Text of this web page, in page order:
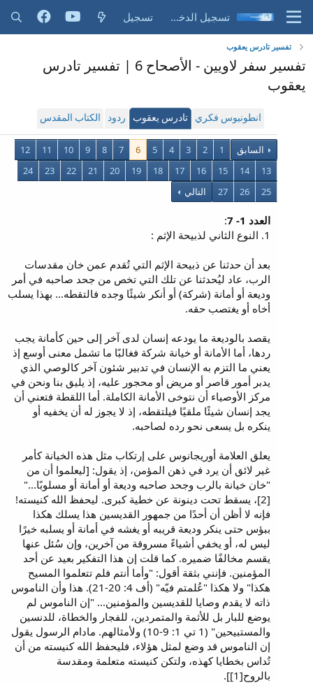
تسجيل الدخول تسجيل
تفسير تادرس يعقوب
تفسير سفر لاويين - الأصحاح 6 | تفسير تادرس
يعقوب
انطونيوس فكري تادرس يعقوب ردود الكتاب المقدس
السابق 1
2
3
4
5
6
7
8
9
10
11
12
13
14
15
16
17
18
19
20
21
22
23
24
25
26
27 التالي
العدد 1- 7
:
1. النوع الثاني لذبيحة الإثم :
بعد أن حدثنا عن ذبيحة الإثم التي تُقدم عمن خان مقدسات
الرب، عاد ليُحدثنا عن تلك التي تخص من جحد صاحبه في أمر
وديعة أو أمانة (شركة) أو أنكر شيئًا وجده فالتقطه... بهذا يسلب
أخاه أو يغتصب حقه.
يقصد بالوديعة ما يودعه إنسان لدى آخر إلى حين كأمانة يجب
ردها، أما الأمانة أو خيانة شركة فغالبًا ما تشمل معنى أوسع إذ
يعني ما التزم به الإنسان في تدبير شئون آخر كالوصي الذي
يدبر أمور قاصر أو مريض أو محجور عليه، إذ يليق بنا ونحن في
مركز الأوصياء أن نتوخى الأمانة الكاملة. أما اللقطة فتعني أن
يجد إنسان شيئًا ملقيًا فيلتقطه، إذ لا يجوز له أن يخفيه أو
ينكره بل يسعى نحو رده لصاحبه.
يعلق العلامة أوريجانوس على إرتكاب مثل هذه الخيانة كأمر
غير لائق أن يرد في ذهن المؤمن، إذ يقول: [ليعلموا أن من
"خان خيانة بالرب وجحد صاحبه وديعة أو أمانة أو مسلوبًا..."
[2]، يسقط تحت دينونة عن خطية كبرى. ليحفظ الله كنيسته!
فإنه لا أظن أن أحدًا من جمهور القديسين هذا يسلك هكذا
ببؤس حتى ينكر وديعة قريبه أو يغشه في أمانة أو يسلبه خيرًا
ليس له، أو يخفي أشياءً مسروقة من آخرين، وإن سُئل عنها
يقسم مخالفًا ضميره. كما قلت إن هذا التفكير بعيد عن أحد
المؤمنين. فإنني بثقة أقول: "وأما أنتم فلم تتعلموا المسيح
هكذا" ولا هكذا "عُلمتم فيّه" (أف 4: 20-21). هذا وأن الناموس
ذاته لا يقدم وصايا للقديسين والمؤمنين... "إن الناموس لم
يوضع للبار بل للأثمة والمتمردين، للفجار والخطاة، للدنسين
والمستبيحين" (1 تي 1: 9-10) ولأمثالهم. مادام الرسول يقول
إن الناموس قد وضع لمثل هؤلاء، فليحفظ الله كنيسته من أن
تُداس بخطايا كهذه، ولتكن كنيسته متعلمة ومقدسة
بالروح[1]].